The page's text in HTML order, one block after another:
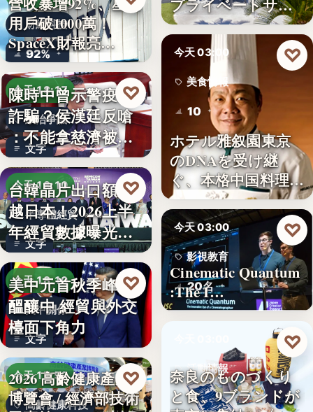
財經科技
92%
用戶破1000萬！
SpaceX財報亮…
今天 18:17
政治爭議
文字
陳時中曾示警疫苗
詐騙？侯漢廷反嗆
：不能拿慈濟被詐
來洗白「…
♡
今天 18:10
半導體經貿
文字
台韓晶片出口額超
越日本！2026上半
年經貿數據曝光：
台積…
♡
今天 18:10
美中關係
文字
美中元首秋季峰會
醞釀中 經貿與外交
檯面下角力
♡
今天 17:59
高齡健康科技
2026 高齡健康產業
博覽會 / 經濟部技術
♡
プライベートサウ
ナを楽…
今天 03:00
美食情報
10
ホテル雅叙園東京
のDNAを受け継
ぐ、本格中国料理店
「万福…
♡
今天 03:00
影視教育
20名
Cinematic Quantum
:The I…
♡
活動情報
9
奈良のものづくり
と食、9ブランドが
♡